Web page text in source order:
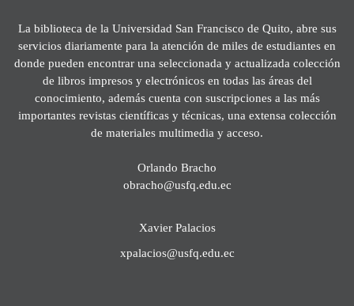
La biblioteca de la Universidad San Francisco de Quito, abre sus
servicios diariamente para la atención de miles de estudiantes en
donde pueden encontrar una seleccionada y actualizada colección
de libros impresos y electrónicos en todas las áreas del
conocimiento, además cuenta con suscripciones a las más
importantes revistas científicas y técnicas, una extensa colección
de materiales multimedia y acceso.
Orlando Bracho
obracho@usfq.edu.ec
Xavier Palacios
xpalacios@usfq.edu.ec